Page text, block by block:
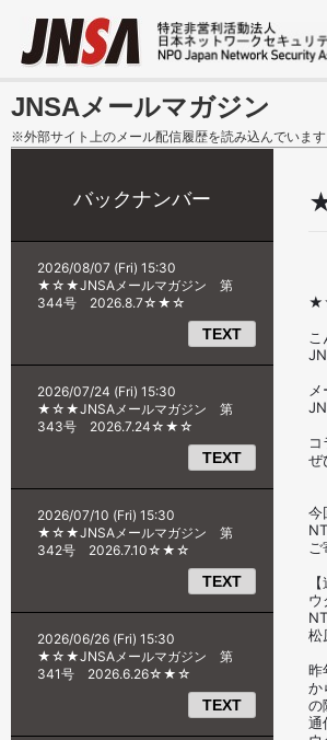
JNSAメールマガジン
※外部サイト上のメール配信履歴を読み込んでいま